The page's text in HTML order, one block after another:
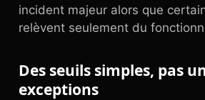
incident majeur alors que
relèvent seulement du
Des seuils simples, pas
exceptions